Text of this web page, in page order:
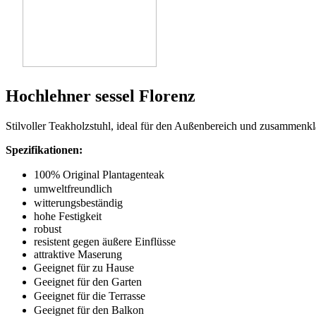
Hochlehner sessel Florenz
Stilvoller Teakholzstuhl, ideal für den Außenbereich und
Spezifikationen:
100% Original Plantagenteak
umweltfreundlich
witterungsbeständig
hohe Festigkeit
robust
resistent gegen äußere Einflüsse
attraktive Maserung
Geeignet für zu Hause
Geeignet für den Garten
Geeignet für die Terrasse
Geeignet für den Balkon